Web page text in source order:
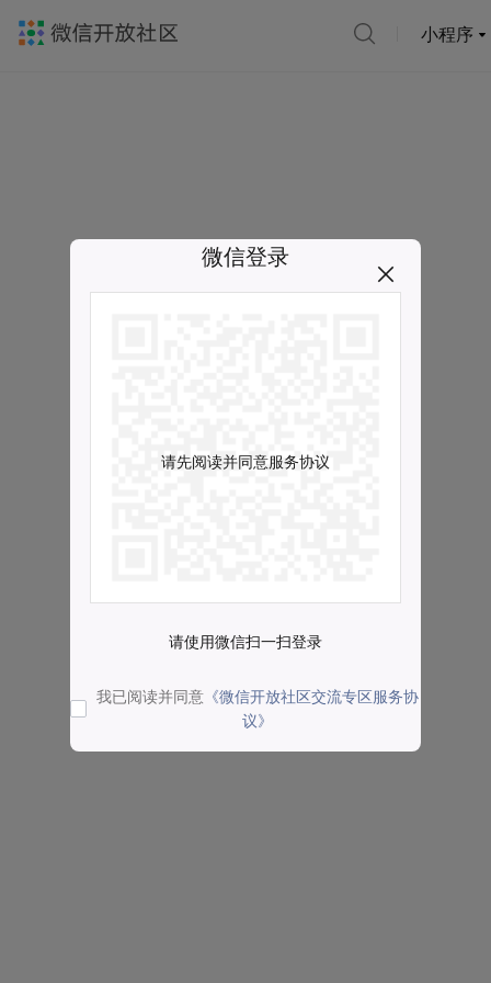
小程序
微信登录
请先阅读并同意服务协议
请使用微信扫一扫登录
我已阅读并同意 《微信开放社区交流专区服务协
议》